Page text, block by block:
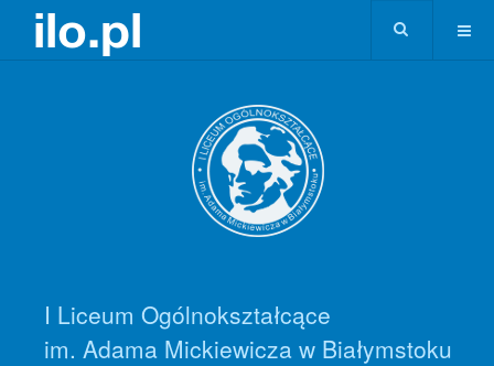
I Liceum Ogólnokształcące
im. Adama Mickiewicza w Białymstoku